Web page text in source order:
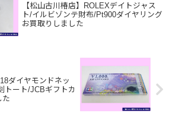
【松山古川椿店】ROLEXデイトジャス
ト/イルビゾンテ財布/Pt900ダイヤリング
お買取りしました
ダイヤモンドネッ
トート/JCBギフトカ
た